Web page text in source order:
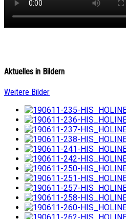
Aktuelles in Bildern
Weitere Bilder